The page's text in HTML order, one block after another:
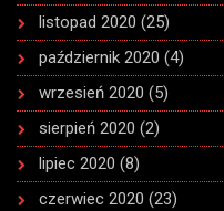
listopad 2020 (25)
październik 2020 (4)
wrzesień 2020 (5)
sierpień 2020 (2)
lipiec 2020 (8)
czerwiec 2020 (23)